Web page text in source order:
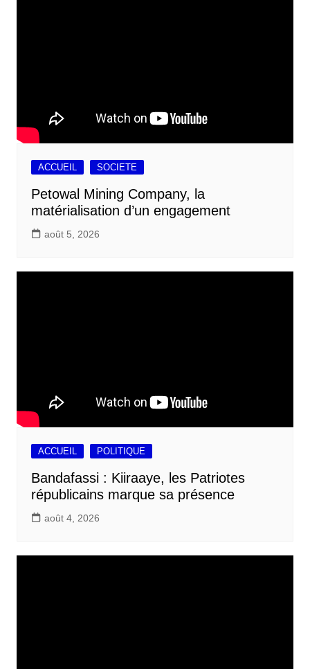
ACCUEIL SOCIETE
Petowal Mining Company, la
matérialisation d’un engagement
août 5, 2026
ACCUEIL POLITIQUE
Bandafassi : Kiiraaye, les Patriotes
républicains marque sa présence
août 4, 2026